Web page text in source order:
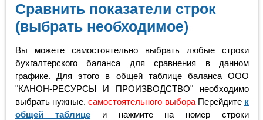
Сравнить показатели строк
(выбрать необходимое)
Вы можете самостоятельно выбрать любые строки
бухгалтерского баланса для сравнения в данном
графике. Для этого в общей таблице баланса ООО
"КАНОН-РЕСУРСЫ И ПРОИЗВОДСТВО" необходимо
выбрать нужные.самостоятельного выбораПерейдите к
общей таблицеи нажмите на номер строки